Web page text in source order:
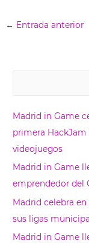
← Entrada anterior
s
Madrid in Game
primera
videojuegos
Madrid in Game
emprendedor del
Madrid celebra
sus ligas
Madrid in Game